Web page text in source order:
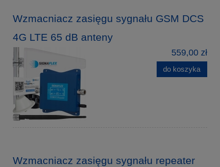
Wzmacniacz zasięgu sygnału GSM DCS
4G LTE 65 dB anteny
559,00 zł
do koszyka
Wzmacniacz zasięgu sygnału repeater